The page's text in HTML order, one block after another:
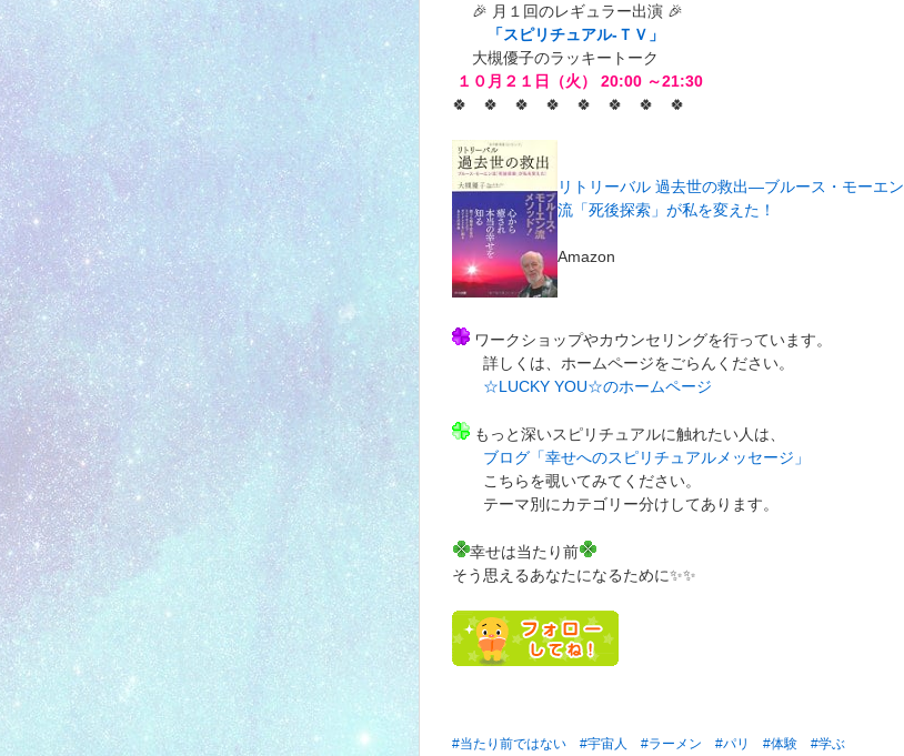
🎉 月１回のレギュラー出演 🎉
「スピリチュアル-ＴＶ」
大槻優子のラッキートーク
１０月２１日（火） 20:00 ～21:30
🍀 🍀 🍀 🍀 🍀 🍀 🍀 🍀
リトリーバル 過去世の救出―ブルース・モーエン
流「死後探索」が私を変えた！
Amazon
ワークショップやカウンセリングを行っています。
詳しくは、ホームページをごらんください。
☆LUCKY YOU☆のホームページ
もっと深いスピリチュアルに触れたい人は、
ブログ「幸せへのスピリチュアルメッセージ」
こちらを覗いてみてください。
テーマ別にカテゴリー分けしてあります。
幸せは当たり前
そう思えるあなたになるために✨✨
#当たり前ではない #宇宙人 #ラーメン #パリ #体験 #学ぶ